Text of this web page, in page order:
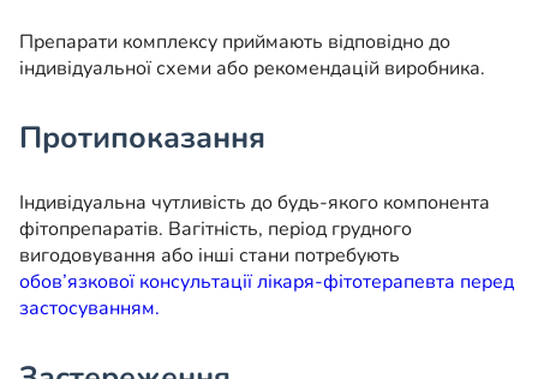
Препарати комплексу приймають відповідно до
індивідуальної схеми або рекомендацій виробника.
Протипоказання
Індивідуальна чутливість до будь-якого компонента
фітопрепаратів. Вагітність, період грудного
вигодовування або інші стани потребують
обов’язкової консультації лікаря-фітотерапевта перед
застосуванням.